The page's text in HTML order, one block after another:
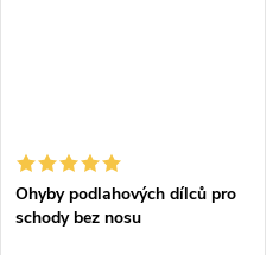
Ohyby podlahových dílců pro
schody bez nosu